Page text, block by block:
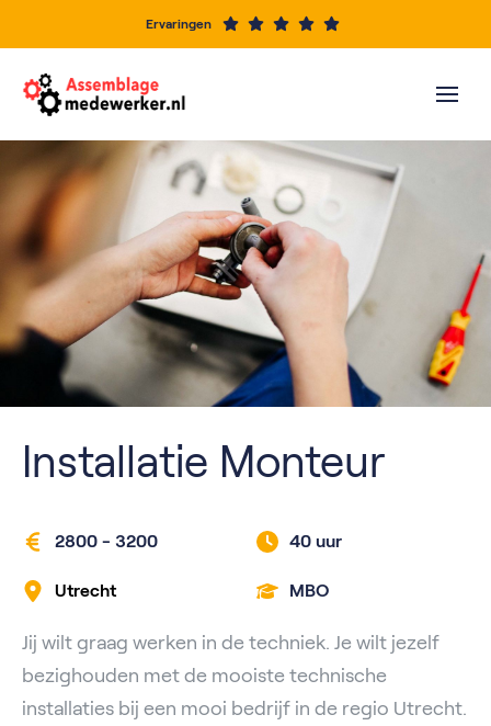
Ervaringen
Installatie Monteur
2800 - 3200 40 uur
Utrecht MBO
Jij wilt graag werken in de techniek. Je wilt jezelf
bezighouden met de mooiste technische
installaties bij een mooi bedrijf in de regio Utrecht.